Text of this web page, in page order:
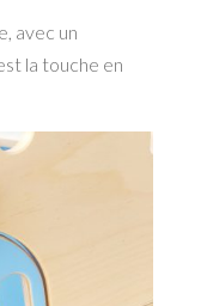
avec un
la touche en